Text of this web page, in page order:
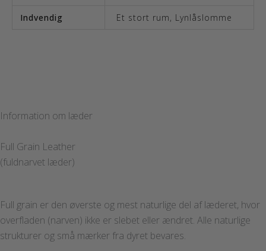
Indvendig Et stort rum, Lynlåslomme
Information om læder
Full Grain Leather
(fuldnarvet læder)
Full grain er den øverste og mest naturlige del af læderet, hvor
overfladen (narven) ikke er slebet eller ændret. Alle naturlige
strukturer og små mærker fra dyret bevares.